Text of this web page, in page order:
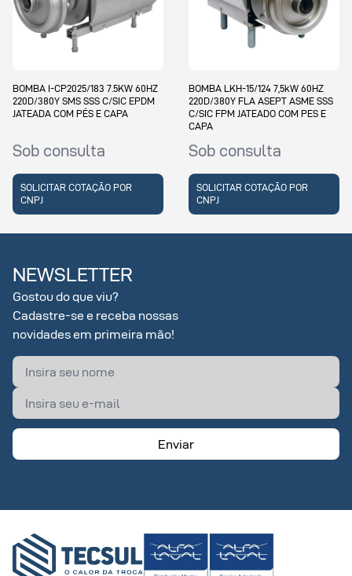
BOMBA I-CP2025/183 7.5KW 60HZ
220D/380Y SMS SSS C/SIC EPDM
JATEADA COM PÉS E CAPA
Sob consulta
SOLICITAR COTAÇÃO POR
CNPJ
BOMBA LKH-15/124 7,5kW 60HZ
220D/380Y FLA ASEPT ASME SSS
C/SIC FPM JATEADO COM PES E
CAPA
Sob consulta
SOLICITAR COTAÇÃO POR
CNPJ
NEWSLETTER
Gostou do que viu?
Cadastre-se e receba nossas
novidades em primeira mão!
Enviar